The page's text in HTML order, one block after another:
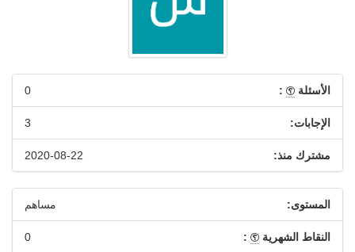
الأسئلة :
0
الإجابات: 3
مشترك منذ: 2020-08-22
المستوى: مساهم
النقاط الشهرية :
0